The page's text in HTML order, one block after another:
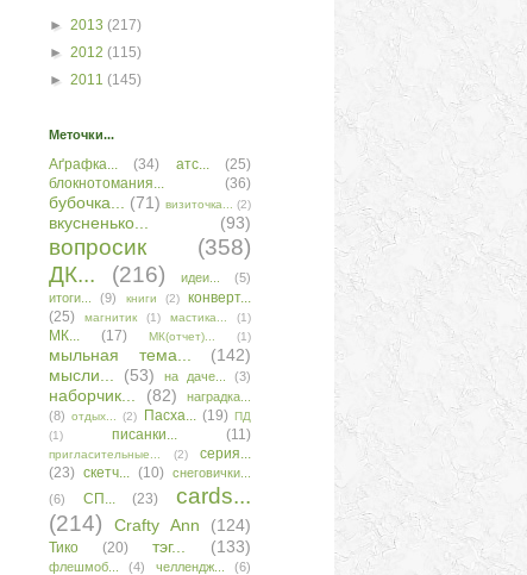
► 2013 (217)
► 2012 (115)
► 2011 (145)
Меточки...
Аґрафка... (34) атс...
(25)
блокнотомания...
(36)
бубочка... (71) визиточка... (2)
вкусненько... (93)
вопросик
(358)
ДК...
(216) идеи...
(5)
итоги...
(9) книги (2)
конверт...
(25)
магнитик (1) мастика... (1)
МК... (17) МК(отчет)... (1)
мыльная тема...
(142)
мысли...
(53) на даче... (3)
наборчик... (82)
наградка...
(8) отдых... (2) Пасха... (19) ПД
(1)
писанки... (11)
пригласительные... (2)
серия...
(23) скетч... (10) снеговички...
(6)
СП... (23)
сards...
(214)
Сrafty Аnn (124)
Тико (20) тэг... (133)
флешмоб... (4) челлендж...
(6)